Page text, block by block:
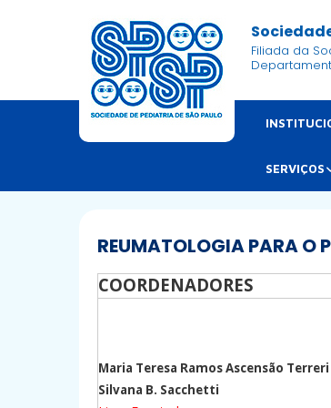
Filiada da
SERVIÇOS
REUMATOLOGIA PARA O
COORDENADORES
Maria Teresa Ramos Ascensão Terreri
Silvana B. Sacchetti